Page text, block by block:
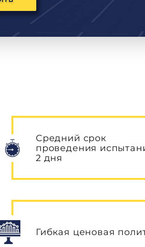
Средний срок
проведения
2 дня
Гибкая ценовая